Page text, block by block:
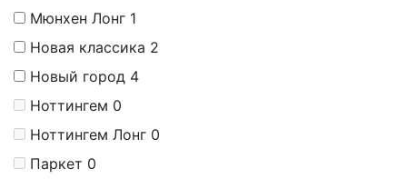
Мюнхен Лонг 1
Новая классика 2
Новый город 4
Ноттингем 0
Ноттингем Лонг 0
Паркет 0